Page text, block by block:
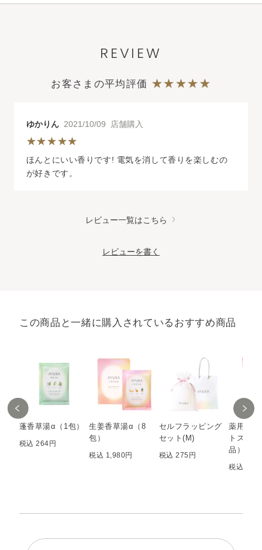
REVIEW
お客さまの平均評価
ゆかりん2021/10/09 店舗購入
ほんとにいい香りです! 電気を消して香りを楽しむの
が好きです。
レビュー一覧はこちら
レビューを書く
この商品と一緒に購入されているおすすめ商品
蓬香草湯α（1包）
税込 264円
生姜香草湯α（8
包）
税込 1,980円
セルフラッピング
セット(M)
税込 275円
薬用ハ
トスパ
品）（8
税込